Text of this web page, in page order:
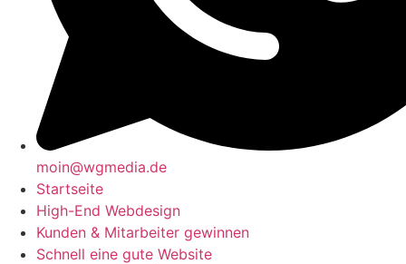
moin@wgmedia.de
Startseite
High-End Webdesign
Kunden & Mitarbeiter gewinnen
Schnell eine gute Website